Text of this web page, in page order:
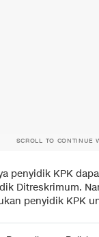
SCROLL TO CONTINUE
penyidik KPK
Ditreskrimum.
penyidik KPK